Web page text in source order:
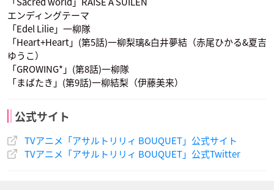
出江史房
声優：長妻樹里
エンディングテーマ
「Edel Lilie」一柳隊
「Heart+Heart」(第5話)一柳梨璃&白井夢結（赤尾ひかる&夏吉
ゆうこ）
「GROWING*」(第8話)一柳隊
「まばたき」(第9話)一柳結梨（伊藤美来）
公式サイト
TVアニメ「アサルトリリィ BOUQUET」公式サイト
TVアニメ「アサルトリリィ BOUQUET」公式Twitter